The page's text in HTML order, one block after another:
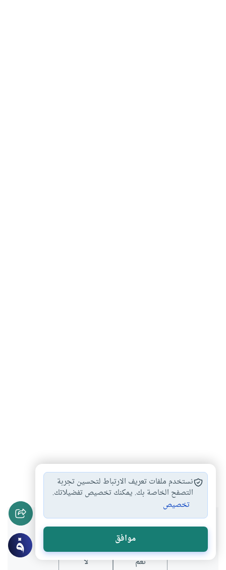
الأمن #تعليمات الأمن والسلامة # الأمن في الإسلام
هل انتفعت بهذا المحتوى؟
نعم لا
نستخدم ملفات تعريف الارتباط لتحسين تجربة
التصفح الخاصة بك. يمكنك تخصيص تفضيلاتك.
تخصيص
موافق